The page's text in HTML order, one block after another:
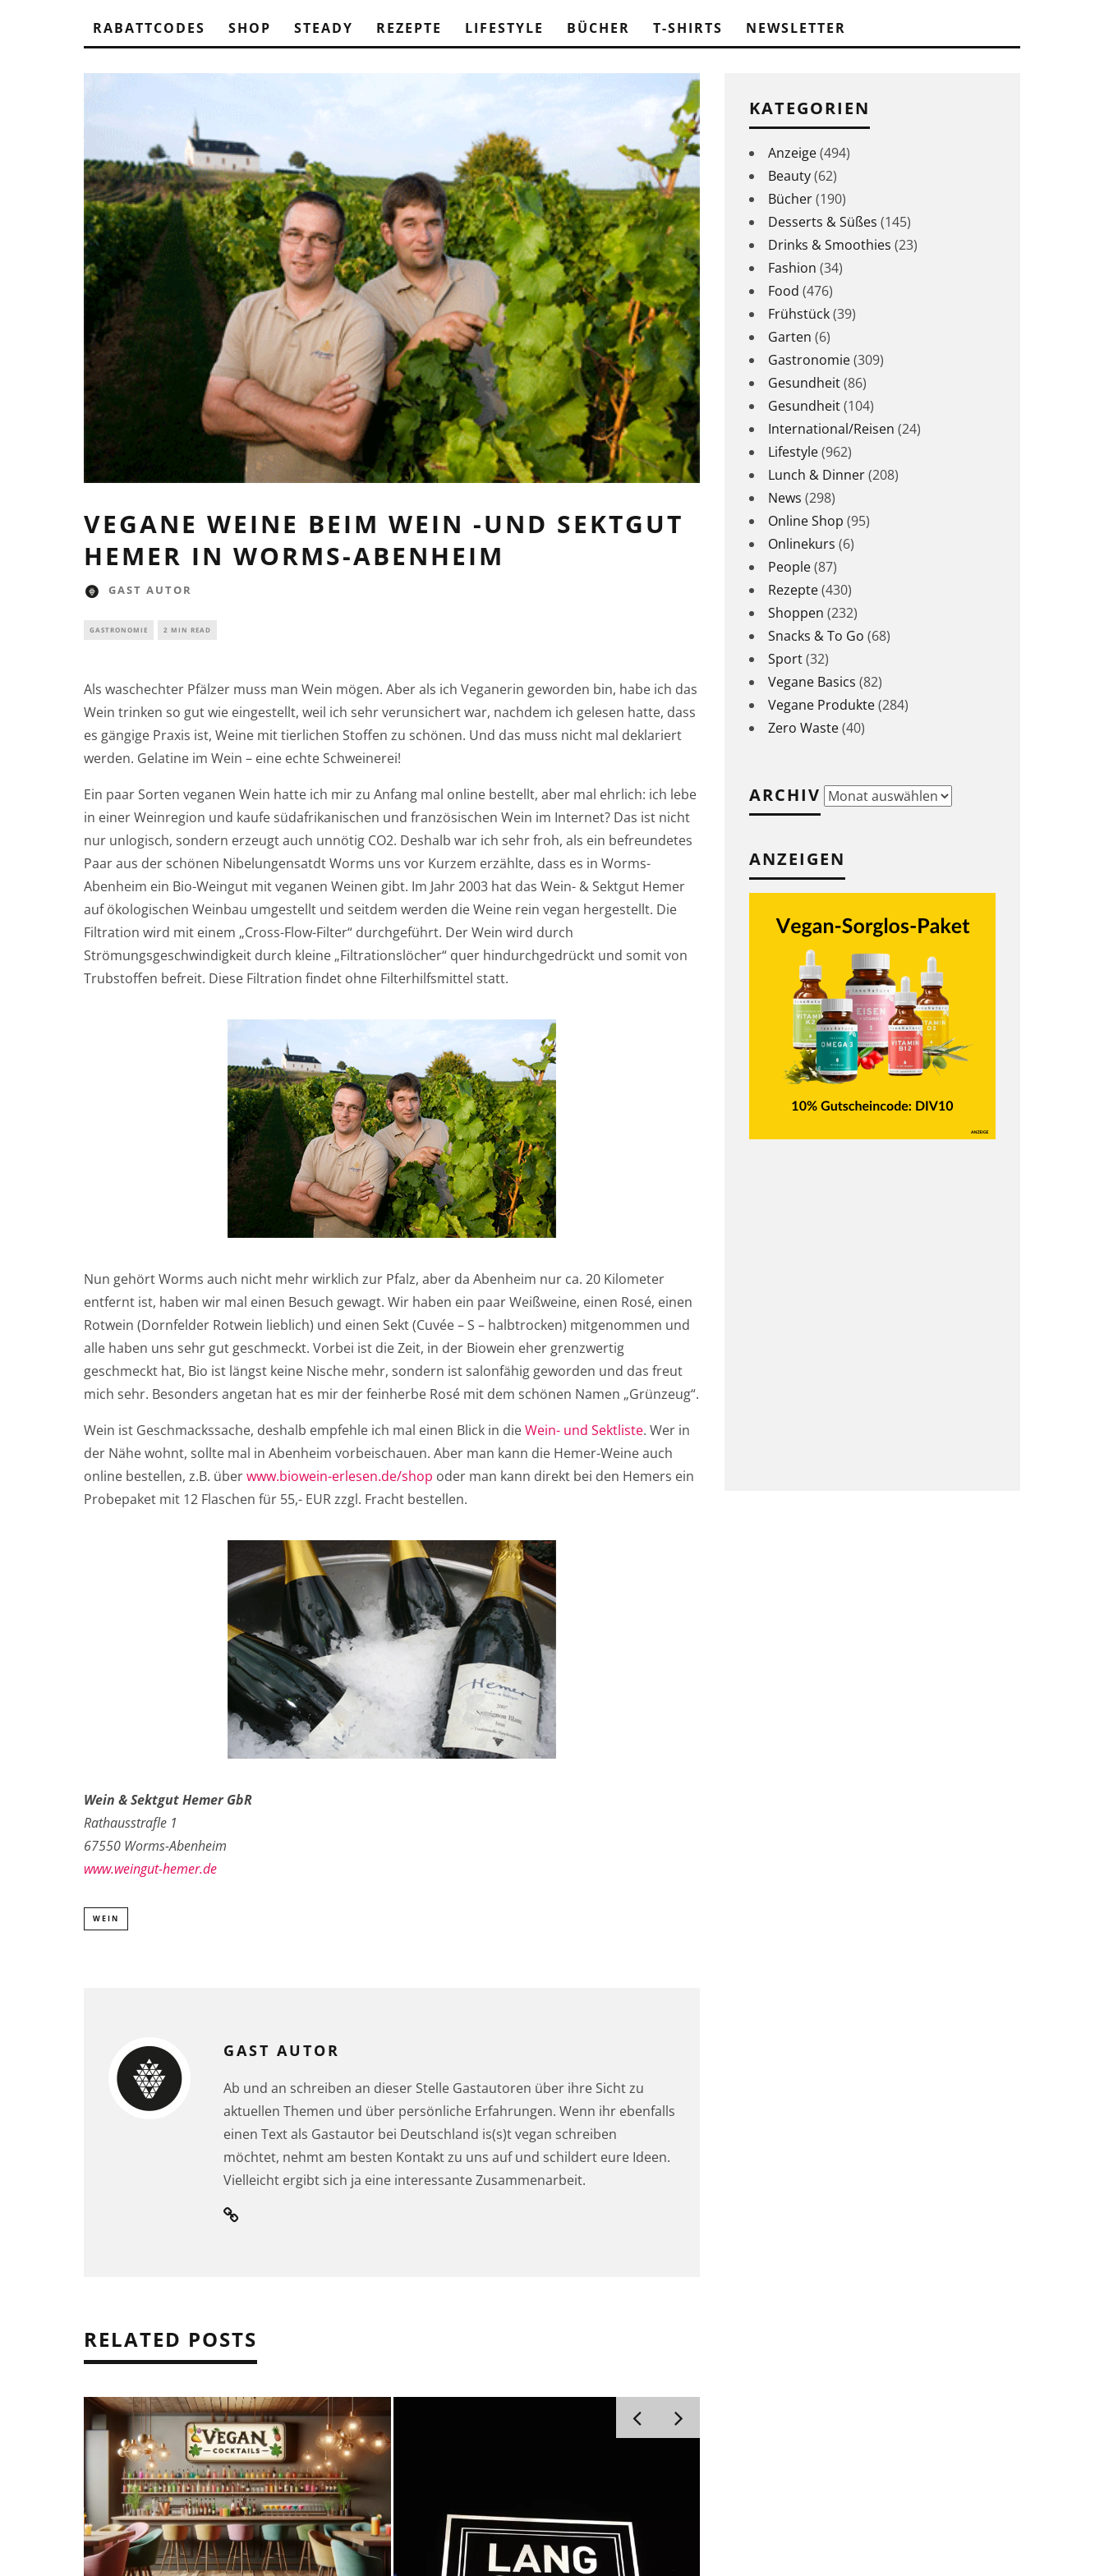
RABATTCODES SHOP STEADY REZEPTE LIFESTYLE BÜCHER T-SHIRTS NEWSLETTER
VEGANE WEINE BEIM WEIN -UND SEKTGUT
HEMER IN WORMS-ABENHEIM
GAST AUTOR
GASTRONOMIE 2 MIN READ
Als waschechter Pfälzer muss man Wein mögen. Aber als ich Veganerin geworden bin, habe ich das
Wein trinken so gut wie eingestellt, weil ich sehr verunsichert war, nachdem ich gelesen hatte, dass
es gängige Praxis ist, Weine mit tierlichen Stoffen zu schönen. Und das muss nicht mal deklariert
werden. Gelatine im Wein – eine echte Schweinerei!
Ein paar Sorten veganen Wein hatte ich mir zu Anfang mal online bestellt, aber mal ehrlich: ich lebe
in einer Weinregion und kaufe südafrikanischen und französischen Wein im Internet? Das ist nicht
nur unlogisch, sondern erzeugt auch unnötig CO2. Deshalb war ich sehr froh, als ein befreundetes
Paar aus der schönen Nibelungensatdt Worms uns vor Kurzem erzählte, dass es in Worms-
Abenheim ein Bio-Weingut mit veganen Weinen gibt. Im Jahr 2003 hat das Wein- & Sektgut Hemer
auf ökologischen Weinbau umgestellt und seitdem werden die Weine rein vegan hergestellt. Die
Filtration wird mit einem „Cross-Flow-Filter“ durchgeführt. Der Wein wird durch
Strömungsgeschwindigkeit durch kleine „Filtrationslöcher“ quer hindurchgedrückt und somit von
Trubstoffen befreit. Diese Filtration findet ohne Filterhilfsmittel statt.
Nun gehört Worms auch nicht mehr wirklich zur Pfalz, aber da Abenheim nur ca. 20 Kilometer
entfernt ist, haben wir mal einen Besuch gewagt. Wir haben ein paar Weißweine, einen Rosé, einen
Rotwein (Dornfelder Rotwein lieblich) und einen Sekt (Cuvée – S – halbtrocken) mitgenommen und
alle haben uns sehr gut geschmeckt. Vorbei ist die Zeit, in der Biowein eher grenzwertig
geschmeckt hat, Bio ist längst keine Nische mehr, sondern ist salonfähig geworden und das freut
mich sehr. Besonders angetan hat es mir der feinherbe Rosé mit dem schönen Namen „Grünzeug“.
Wein ist Geschmackssache, deshalb empfehle ich mal einen Blick in dieWein- und Sektliste. Wer in
der Nähe wohnt, sollte mal in Abenheim vorbeischauen. Aber man kann die Hemer-Weine auch
online bestellen, z.B. überwww.biowein-erlesen.de/shop oder man kann direkt bei den Hemers ein
Probepaket mit 12 Flaschen für 55,- EUR zzgl. Fracht bestellen.
Wein & Sektgut Hemer GbR
Rathausstraﬂe 1
67550 Worms-Abenheim
www.weingut-hemer.de
WEIN
GAST AUTOR
Ab und an schreiben an dieser Stelle Gastautoren über ihre Sicht zu
aktuellen Themen und über persönliche Erfahrungen. Wenn ihr ebenfalls
einen Text als Gastautor bei Deutschland is(s)t vegan schreiben
möchtet, nehmt am besten Kontakt zu uns auf und schildert eure Ideen.
Vielleicht ergibt sich ja eine interessante Zusammenarbeit.
RELATED POSTS
KATEGORIEN
Anzeige(494)
Beauty(62)
Bücher(190)
Desserts & Süßes (145)
Drinks & Smoothies (23)
Fashion (34)
Food (476)
Frühstück(39)
Garten (6)
Gastronomie(309)
Gesundheit(86)
Gesundheit(104)
International/Reisen (24)
Lifestyle(962)
Lunch & Dinner(208)
News (298)
Online Shop (95)
Onlinekurs (6)
People(87)
Rezepte(430)
Shoppen (232)
Snacks & To Go (68)
Sport(32)
Vegane Basics (82)
Vegane Produkte(284)
Zero Waste(40)
ARCHIV Archiv
ANZEIGEN